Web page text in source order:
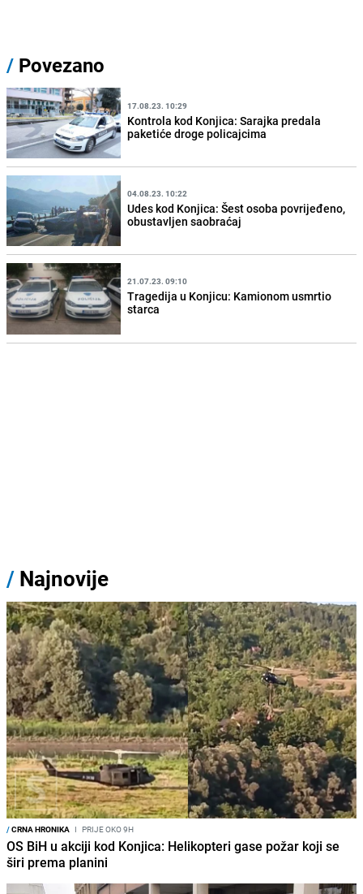
/ Povezano
17.08.23. 10:29
Kontrola kod Konjica: Sarajka predala
paketiće droge policajcima
04.08.23. 10:22
Udes kod Konjica: Šest osoba povrijeđeno,
obustavljen saobraćaj
21.07.23. 09:10
Tragedija u Konjicu: Kamionom usmrtio
starca
/ Najnovije
/CRNA HRONIKA I PRIJE OKO 9H
OS BiH u akciji kod Konjica: Helikopteri gase požar koji se
širi prema planini